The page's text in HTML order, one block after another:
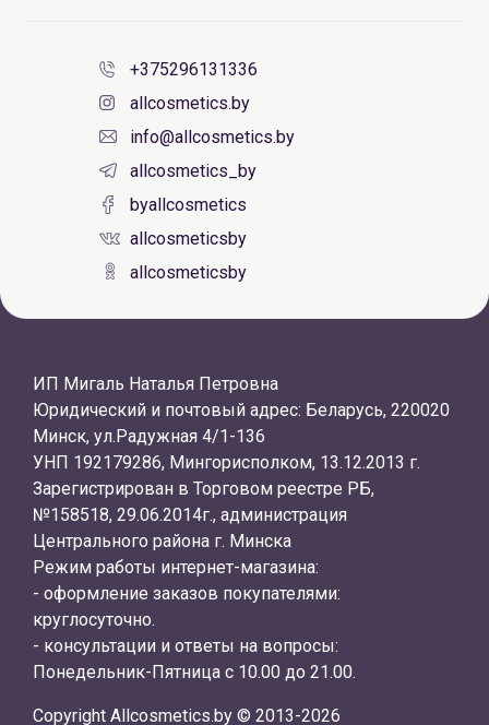
+375296131336
allcosmetics.by
info@allcosmetics.by
allcosmetics_by
byallcosmetics
allcosmeticsby
allcosmeticsby
ИП Мигаль Наталья Петровна
Юридический и почтовый адрес: Беларусь, 220020
Минск, ул.Радужная 4/1-136
УНП 192179286, Мингорисполком, 13.12.2013 г.
Зарегистрирован в Торговом реестре РБ,
№158518, 29.06.2014г., администрация
Центрального района г. Минска
Режим работы интернет-магазина:
- оформление заказов покупателями:
круглосуточно.
- консультации и ответы на вопросы:
Понедельник-Пятница с 10.00 до 21.00.
Copyright Allcosmetics.by © 2013-2026